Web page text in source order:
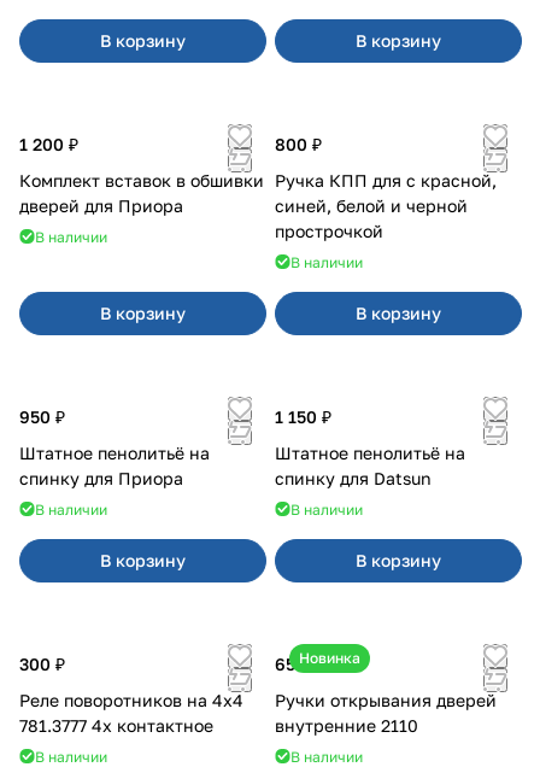
В корзину В корзину
1 200 ₽
Комплект вставок в обшивки
дверей для Приора
В наличии
В корзину
800 ₽
Ручка КПП для с красной,
синей, белой и черной
прострочкой
В наличии
В корзину
950 ₽
Штатное пенолитьё на
спинку для Приора
В наличии
В корзину
1 150 ₽
Штатное пенолитьё на
спинку для Datsun
В наличии
В корзину
300 ₽
Реле поворотников на 4х4
781.3777 4х контактное
В наличии
Новинка
650 ₽
Ручки открывания дверей
внутренние 2110
В наличии